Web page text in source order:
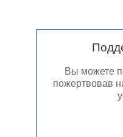
Вы можете
пожертвовав